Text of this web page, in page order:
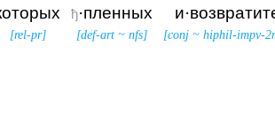
[conj ~hiphil-impv-
ђ·пленных
[def-art ~nfs]
[rel-pr]